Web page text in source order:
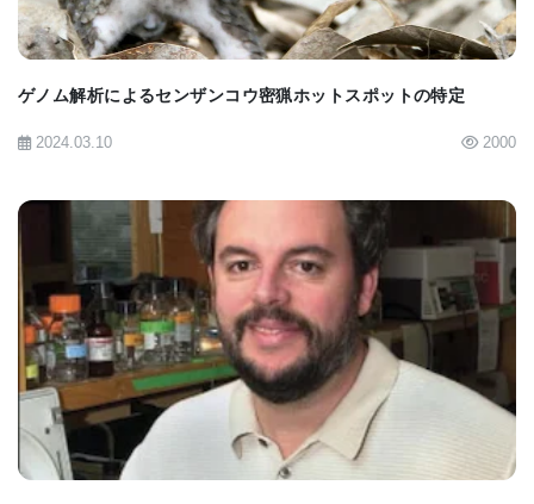
ック修飾を含む広範な遺伝子編集モダリティとの互
換性を持ちながら、依然として単一のAAVベクター
を用いた送達を可能にします。この研究は、あらゆ
る細胞でin vivoであらゆる編集を可能にするための
を受けることができる患者数を劇的に増やし、
CRISPRの完全な可能性を実現します。」
Mammoth Biosciencesについて
Mammoth Biosciencesは、独自の超小型CRISPRシ
ステムを活用して、生命を脅かす消耗性疾患を持つ
ゲノム解析によるセンザンコウ密猟ホットスポットの特定
2024.03.10 2000
BIOMARKET JP